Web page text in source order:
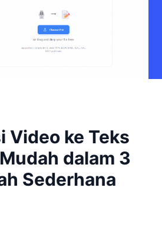
Video ke Teks
dalam 3
Sederhana